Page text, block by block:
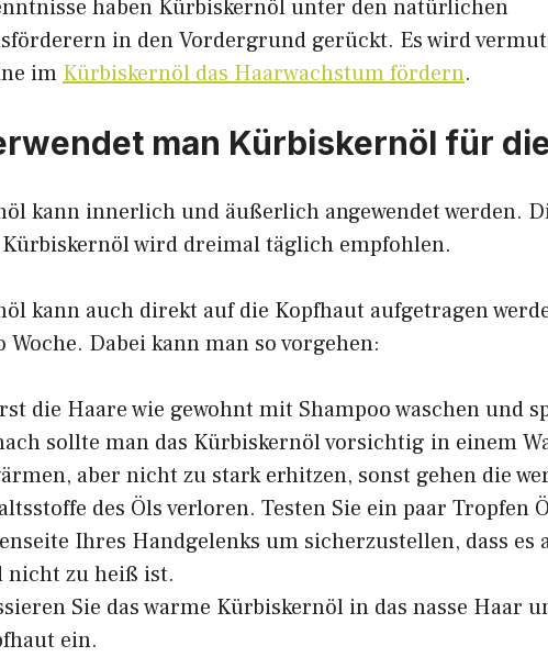
haben Kürbiskernöl unter den natürlichen
in den Vordergrund gerückt. Es wird
imKürbiskernöl das Haarwachstum fördern.
man Kürbiskernöl für
kann innerlich und äußerlich angewendet werden.
Kürbiskernöl wird dreimal täglich empfohlen.
kann auch direkt auf die Kopfhaut aufgetragen
Woche. Dabei kann man so vorgehen:
die Haare wie gewohnt mit Shampoo waschen und
sollte man das Kürbiskernöl vorsichtig in einem
aber nicht zu stark erhitzen, sonst gehen die
des Öls verloren. Testen Sie ein paar Tropfen
Ihres Handgelenks um sicherzustellen, dass es
nicht zu heiß ist.
Sie das warme Kürbiskernöl in das nasse Haar
ein.